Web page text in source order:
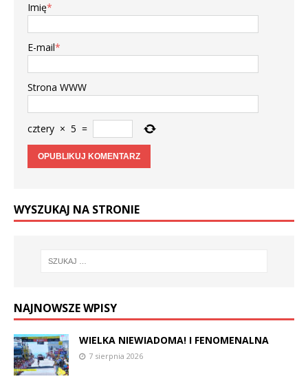
Imię*
E-mail*
Strona WWW
cztery × 5 =
WYSZUKAJ NA STRONIE
NAJNOWSZE WPISY
WIELKA NIEWIADOMA! I FENOMENALNA
7 sierpnia 2026